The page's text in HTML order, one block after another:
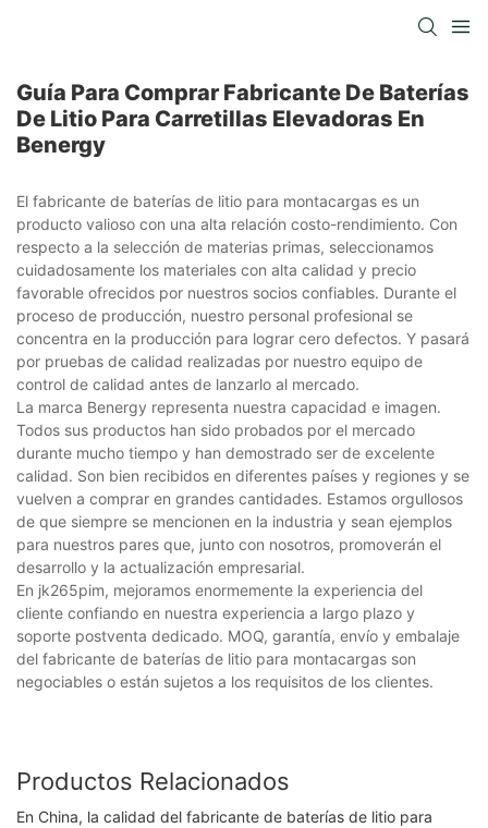
Guía Para Comprar Fabricante De Baterías
De Litio Para Carretillas Elevadoras En
Benergy
El fabricante de baterías de litio para montacargas es un
producto valioso con una alta relación costo-rendimiento. Con
respecto a la selección de materias primas, seleccionamos
cuidadosamente los materiales con alta calidad y precio
favorable ofrecidos por nuestros socios confiables. Durante el
proceso de producción, nuestro personal profesional se
concentra en la producción para lograr cero defectos. Y pasará
por pruebas de calidad realizadas por nuestro equipo de
control de calidad antes de lanzarlo al mercado.
La marca Benergy representa nuestra capacidad e imagen.
Todos sus productos han sido probados por el mercado
durante mucho tiempo y han demostrado ser de excelente
calidad. Son bien recibidos en diferentes países y regiones y se
vuelven a comprar en grandes cantidades. Estamos orgullosos
de que siempre se mencionen en la industria y sean ejemplos
para nuestros pares que, junto con nosotros, promoverán el
desarrollo y la actualización empresarial.
En jk265pim, mejoramos enormemente la experiencia del
cliente confiando en nuestra experiencia a largo plazo y
soporte postventa dedicado. MOQ, garantía, envío y embalaje
del fabricante de baterías de litio para montacargas son
negociables o están sujetos a los requisitos de los clientes.
Productos Relacionados
En China, la calidad del fabricante de baterías de litio para